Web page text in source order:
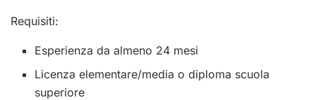
Requisiti:
Esperienza da almeno 24 mesi
Licenza elementare/media o diploma scuola
superiore